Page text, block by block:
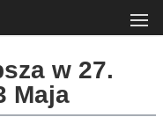
w 27.
Maja